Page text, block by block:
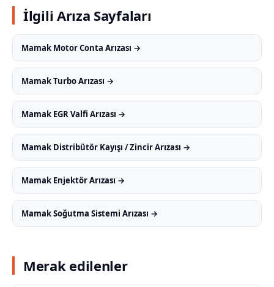
İlgili Arıza Sayfaları
Mamak Motor Conta Arızası →
Mamak Turbo Arızası →
Mamak EGR Valfi Arızası →
Mamak Distribütör Kayışı / Zincir Arızası →
Mamak Enjektör Arızası →
Mamak Soğutma Sistemi Arızası →
Merak edilenler